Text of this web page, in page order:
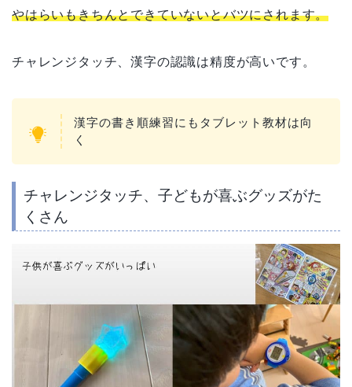
やはらいもきちんとできていないとバツにされます。
チャレンジタッチ、漢字の認識は精度が高いです。
漢字の書き順練習にもタブレット教材は向
く
チャレンジタッチ、子どもが喜ぶグッズがた
くさん